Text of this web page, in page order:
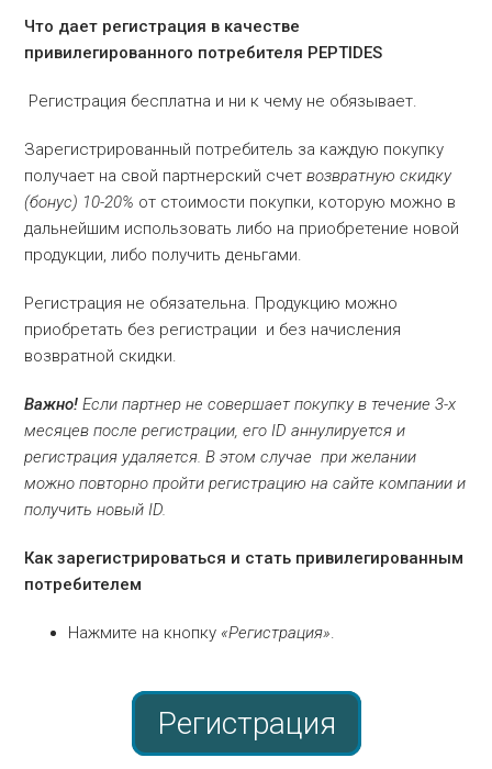
Что дает регистрация в качестве
привилегированного потребителя PEPTIDES
Регистрация бесплатна и ни к чему не обязывает.
Зарегистрированный потребитель за каждую покупку
получает на свой партнерский счетвозвратную скидку
(бонус) 10-20% от стоимости покупки, которую можно в
дальнейшим использовать либо на приобретение новой
продукции, либо получить деньгами.
Регистрация не обязательна. Продукцию можно
приобретать без регистрации и без начисления
возвратной скидки.
Важно!Если партнер не совершает покупку в течение 3-х
месяцев после регистрации, его ID аннулируется и
регистрация удаляется. В этом случае при желании
можно повторно пройти регистрацию на сайте компании и
получить новый ID.
Как зарегистрироваться и стать привилегированным
потребителем
Нажмите на кнопку «Регистрация».
Регистрация